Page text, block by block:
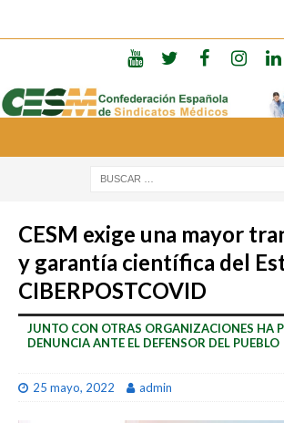
CESM exige una mayor
y garantía científica del
CIBERPOSTCOVID
JUNTO CON OTRAS ORGANIZACIONES HA
DENUNCIA ANTE EL DEFENSOR DEL PUEBLO
25 mayo, 2022 admin